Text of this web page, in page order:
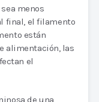
menos
final, el filamento
están
alimentación, las
el
de una